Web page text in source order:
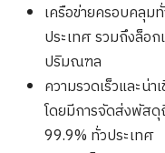
เครือข่ายครอบคลุม
ประเทศ รวมถึงล็อก
ปริมณฑล
ความรวดเร็วและน่
โดยมีการจัดส่งพัสดุ
99.9% ทั่วประเทศ